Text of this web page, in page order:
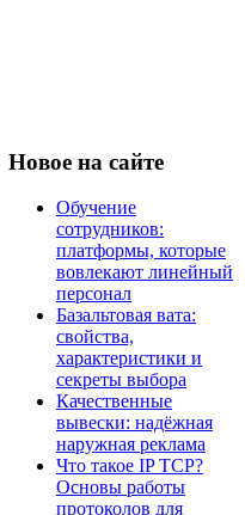
Новое на сайте
Обучение
сотрудников:
платформы, которые
вовлекают линейный
персонал
Базальтовая вата:
свойства,
характеристики и
секреты выбора
Качественные
вывески: надёжная
наружная реклама
Что такое IP TCP?
Основы работы
протоколов для